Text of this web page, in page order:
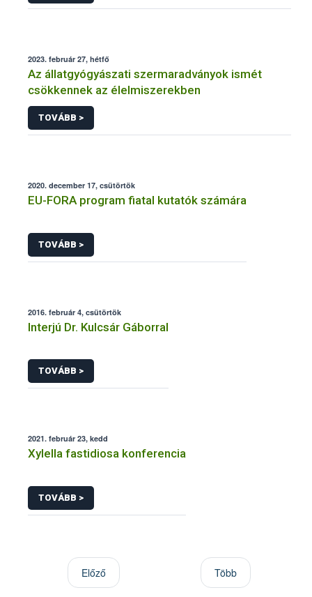
2023. február 27, hétfő
Az állatgyógyászati szermaradványok ismét
csökkennek az élelmiszerekben
TOVÁBB >
2020. december 17, csütörtök
EU-FORA program fiatal kutatók számára
TOVÁBB >
2016. február 4, csütörtök
Interjú Dr. Kulcsár Gáborral
TOVÁBB >
2021. február 23, kedd
Xylella fastidiosa konferencia
TOVÁBB >
Előző Több